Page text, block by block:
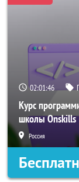
02:01:46
Курс
школы Onskills
Россия